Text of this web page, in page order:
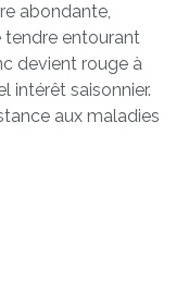
abondante,
tendre entourant
devient rouge à
intérêt saisonnier.
aux maladies